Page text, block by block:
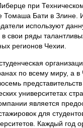
при
Томаша Бати в Злине.
используют
свои ряды
регионов Чехии.
по всему миру, а в
университетах
является
для
Каждый год